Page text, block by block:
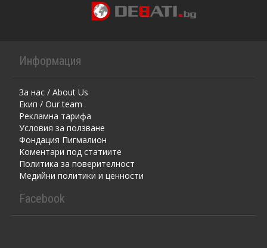
Информация
За нас / About Us
Екип / Our team
Рекламна тарифа
Условия за ползване
Фондация Пигмалион
Kоментaри под статиите
Политика за поверителност
Медийни политики и ценности
Facebook